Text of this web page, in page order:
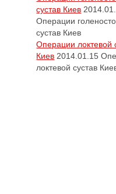
сустав Киев
Операции
сустав Киев
Операции локтевой
Киев 2014.01.15
локтевой сустав